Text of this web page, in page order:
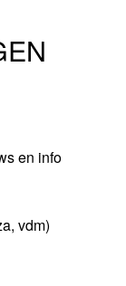
en info
vdm)